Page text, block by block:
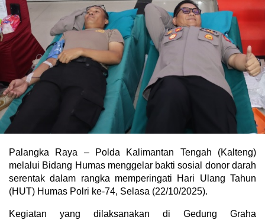
Palangka Raya – Polda Kalimantan Tengah (Kalteng)
melalui Bidang Humas menggelar bakti sosial donor darah
serentak dalam rangka memperingati Hari Ulang Tahun
(HUT) Humas Polri ke-74, Selasa (22/10/2025).
Kegiatan yang dilaksanakan di Gedung Graha